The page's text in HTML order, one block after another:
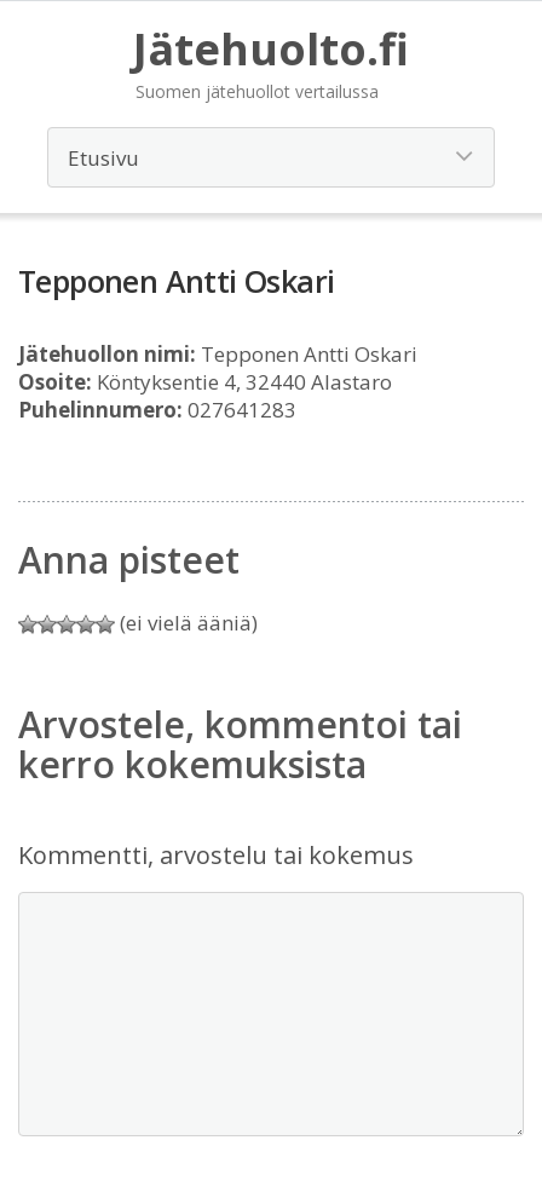
Jätehuolto.fi
Suomen jätehuollot vertailussa
Tepponen Antti Oskari
Jätehuollon nimi: Tepponen Antti Oskari
Osoite: Köntyksentie 4, 32440 Alastaro
Puhelinnumero: 027641283
Anna pisteet
(ei vielä ääniä)
Arvostele, kommentoi tai
kerro kokemuksista
Kommentti, arvostelu tai kokemus